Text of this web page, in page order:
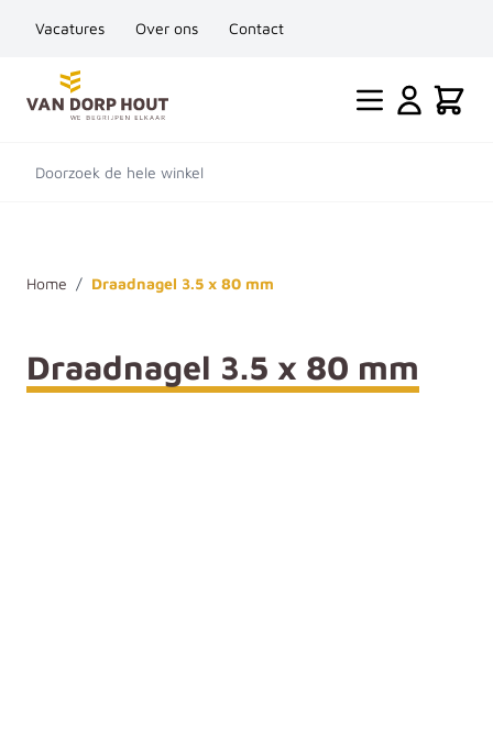
Vacatures Over ons Contact
Ga naar de inhoud
Cart
Doorzoek de hele winkel
Home / Draadnagel 3.5 x 80 mm
Draadnagel 3.5 x 80 mm